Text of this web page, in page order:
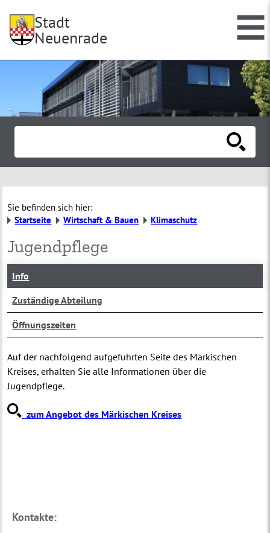
Stadt
Neuenrade
Sie befinden sich hier:
Startseite
Wirtschaft & Bauen Klimaschutz
Jugendpflege
Info
Zuständige Abteilung
Öffnungszeiten
Auf der nachfolgend aufgeführten Seite des Märkischen
Kreises, erhalten Sie alle Informationen über die
Jugendpflege.
zum Angebot des Märkischen Kreises
Kontakte: